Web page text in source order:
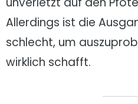
Allerdings ist die
schlecht, um
wirklich schafft.